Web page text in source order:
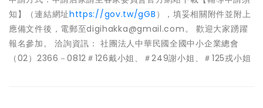
知】（連結網址https://gov.tw/gGB ），填妥相關附件並附上
應備文件後，電郵至digihakka@gmail.com。 歡迎大家踴躍
報名參加。 洽詢資訊： 社團法人中華民國全國中小企業總會
（02）2366－0812＃126戴小姐、＃249謝小姐、＃125戎小姐